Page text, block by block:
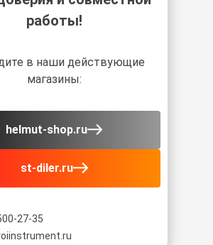
27-35
работы!
в наши действующие
магазины:
helmut-shop.ru
st-diler.ru